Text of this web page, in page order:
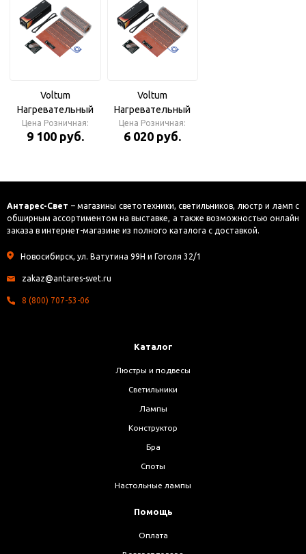
Voltum
Нагревательный
элемент теплого
пола Т150 VLT01-
Цена Розничная:
9 100 руб.
Voltum
Нагревательный
элемент теплого
пола Т150 VLT01-
Цена Розничная:
6 020 руб.
Антарес-Свет – магазины светотехники, светильников, люстр и ламп с
обширным ассортиментом на выставке, а также возможностью онлайн
заказа в интернет-магазине из полного каталога с доставкой.
Новосибирск, ул. Ватутина 99Н и Гоголя 32/1
zakaz@antares-svet.ru
8 (800) 707-53-06
Каталог
Люстры и подвесы
Светильники
Лампы
Конструктор
Бра
Споты
Настольные лампы
Помощь
Оплата